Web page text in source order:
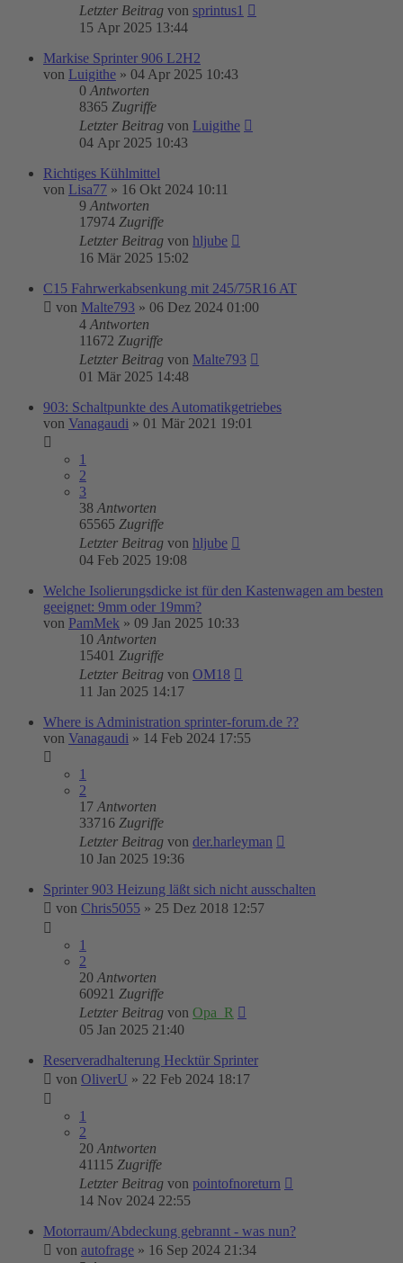
Letzter Beitrag von sprintus1
15 Apr 2025 13:44
Markise Sprinter 906 L2H2
von Luigithe » 04 Apr 2025 10:43
0 Antworten
8365 Zugriffe
Letzter Beitrag von Luigithe
04 Apr 2025 10:43
Richtiges Kühlmittel
von Lisa77 » 16 Okt 2024 10:11
9 Antworten
17974 Zugriffe
Letzter Beitrag von hljube
16 Mär 2025 15:02
C15 Fahrwerkabsenkung mit 245/75R16 AT
von Malte793 » 06 Dez 2024 01:00
4 Antworten
11672 Zugriffe
Letzter Beitrag von Malte793
01 Mär 2025 14:48
903: Schaltpunkte des Automatikgetriebes
von Vanagaudi » 01 Mär 2021 19:01
1
2
3
38 Antworten
65565 Zugriffe
Letzter Beitrag von hljube
04 Feb 2025 19:08
Welche Isolierungsdicke ist für den Kastenwagen am besten
geeignet: 9mm oder 19mm?
von PamMek » 09 Jan 2025 10:33
10 Antworten
15401 Zugriffe
Letzter Beitrag von OM18
11 Jan 2025 14:17
Where is Administration sprinter-forum.de ??
von Vanagaudi » 14 Feb 2024 17:55
1
2
17 Antworten
33716 Zugriffe
Letzter Beitrag von der.harleyman
10 Jan 2025 19:36
Sprinter 903 Heizung läßt sich nicht ausschalten
von Chris5055 » 25 Dez 2018 12:57
1
2
20 Antworten
60921 Zugriffe
Letzter Beitrag von Opa_R
05 Jan 2025 21:40
Reserveradhalterung Hecktür Sprinter
von OliverU » 22 Feb 2024 18:17
1
2
20 Antworten
41115 Zugriffe
Letzter Beitrag von pointofnoreturn
14 Nov 2024 22:55
Motorraum/Abdeckung gebrannt - was nun?
von autofrage » 16 Sep 2024 21:34